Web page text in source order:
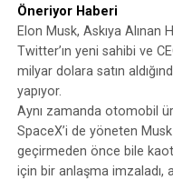
Öneriyor Haberi
Elon Musk, Askıya Alınan
Twitter’ın yeni sahibi ve
milyar dolara satın
yapıyor.
Aynı zamanda otomobil
SpaceX’i de yöneten
geçirmeden önce bile
için bir anlaşma imzaladı,